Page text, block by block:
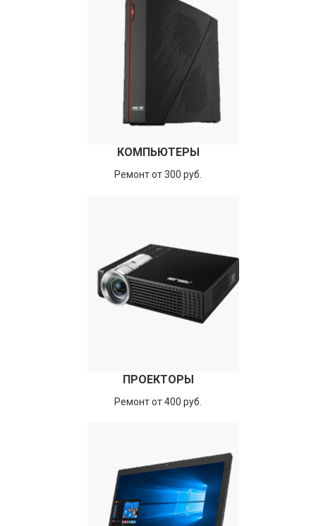
КОМПЬЮТЕРЫ
Ремонт от 300 руб.
ПРОЕКТОРЫ
Ремонт от 400 руб.